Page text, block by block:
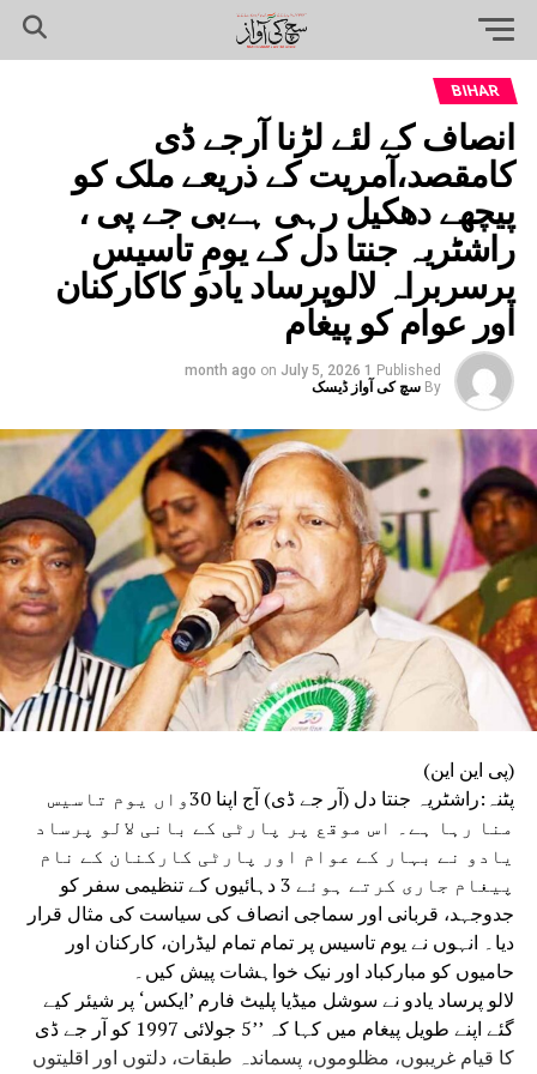
BIHAR
انصاف کے لئے لڑنا آرجے ڈی
کامقصد،آمریت کے ذریعے ملک کو
پیچھے دھکیل رہی ہےبی جے پی ،
راشٹریہ جنتا دل کے یومِ تاسیس
پرسربراہ لالوپرساد یادو کاکارکنان
اور عوام کو پیغام
Published
1 month ago
on July 5, 2026
By سچ کی آواز ڈیسک
(پی این این)
پٹنہ:راشٹریہ جنتا دل (آر جے ڈی) آج اپنا 30واں یوم تاسیس
منا رہا ہے۔ اس موقع پر پارٹی کے بانی لالو پرساد
یادو نے بہار کے عوام اور پارٹی کارکنان کے نام
پیغام جاری کرتے ہوئے 3 دہائیوں کے تنظیمی سفر کو
جدوجہد، قربانی اور سماجی انصاف کی سیاست کی مثال قرار
دیا۔ انہوں نے یوم تاسیس پر تمام تمام لیڈران، کارکنان اور
حامیوں کو مبارکباد اور نیک خواہشات پیش کیں۔
لالو پرساد یادو نے سوشل میڈیا پلیٹ فارم ’ایکس‘ پر شیئر کیے
گئے اپنے طویل پیغام میں کہا کہ ’’5 جولائی 1997 کو آر جے ڈی
کا قیام غریبوں، مظلوموں، پسماندہ طبقات، دلتوں اور اقلیتوں